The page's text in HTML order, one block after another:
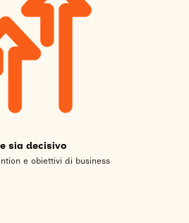
sia decisivo
e obiettivi di business